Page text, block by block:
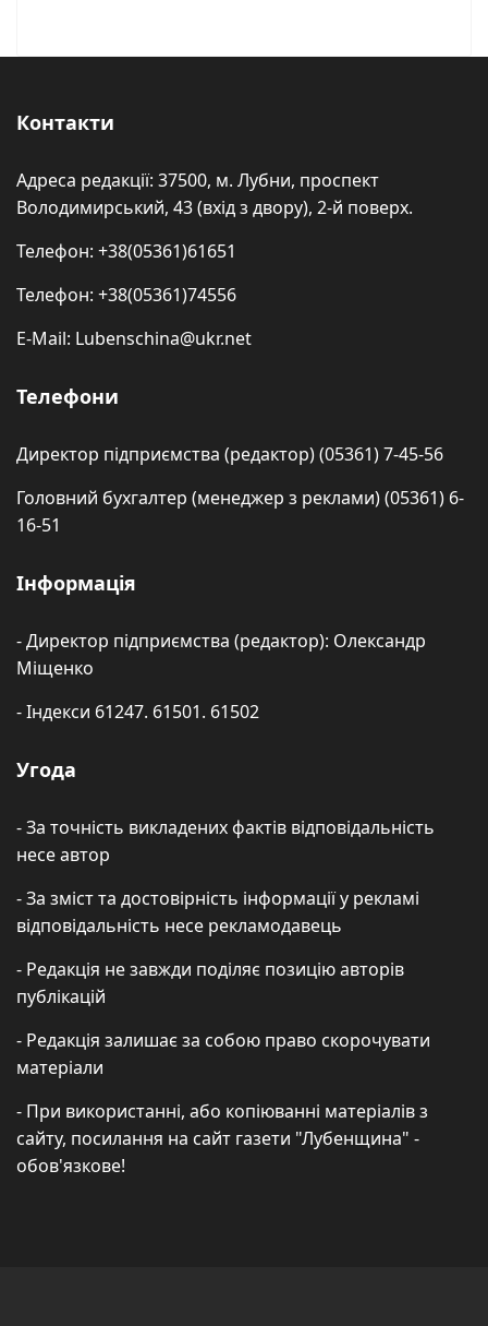
Контакти
Адреса редакції: 37500, м. Лубни, проспект
Володимирський, 43 (вхід з двору), 2-й поверх.
Телефон: +38(05361)61651
Телефон: +38(05361)74556
E-Mail: Lubenschina@ukr.net
Телефони
Директор підприємства (редактор) (05361) 7-45-56
Головний бухгалтер (менеджер з реклами) (05361) 6-
16-51
Інформація
- Директор підприємства (редактор): Олександр
Міщенко
- Індекси 61247. 61501. 61502
Угода
- За точність викладених фактів відповідальність
несе автор
- За зміст та достовірність інформації у рекламі
відповідальність несе рекламодавець
- Редакція не завжди поділяє позицію авторів
публікацій
- Редакція залишає за собою право скорочувати
матеріали
- При використанні, або копіюванні матеріалів з
сайту, посилання на сайт газети "Лубенщина" -
обов'язкове!